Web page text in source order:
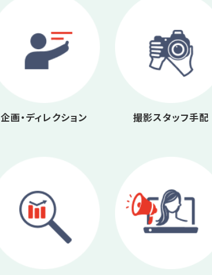
企画・ディレクション 撮影スタッフ手配